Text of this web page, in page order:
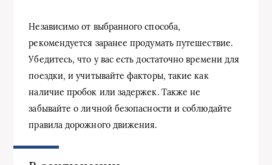
Независимо от выбранного способа,
рекомендуется заранее продумать путешествие.
Убедитесь, что у вас есть достаточно времени для
поездки, и учитывайте факторы, такие как
наличие пробок или задержек. Также не
забывайте о личной безопасности и соблюдайте
правила дорожного движения.